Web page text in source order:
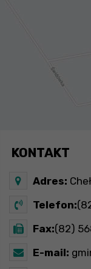
KONTAKT
Adres:
Telefon:
Fax:(82)
E-mail: